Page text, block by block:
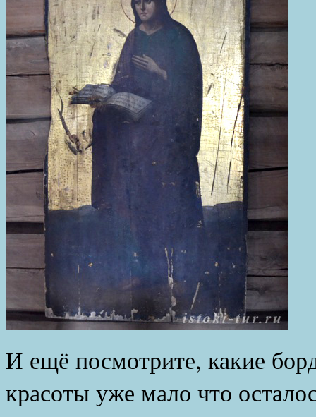
И ещё посмотрите, какие
красоты уже мало что